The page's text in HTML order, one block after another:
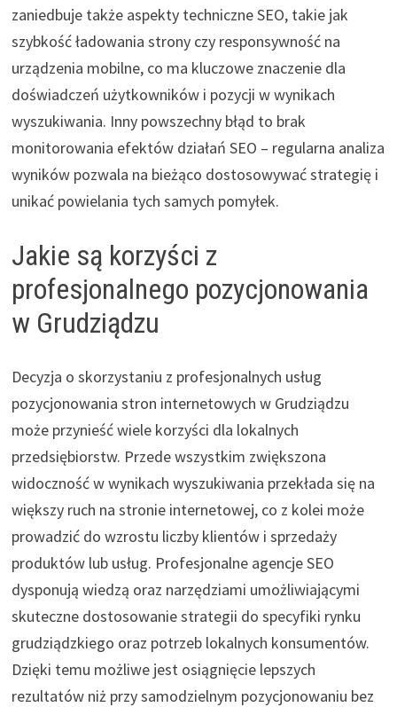
zaniedbuje także aspekty techniczne SEO, takie jak
szybkość ładowania strony czy responsywność na
urządzenia mobilne, co ma kluczowe znaczenie dla
doświadczeń użytkowników i pozycji w wynikach
wyszukiwania. Inny powszechny błąd to brak
monitorowania efektów działań SEO – regularna analiza
wyników pozwala na bieżąco dostosowywać strategię i
unikać powielania tych samych pomyłek.
Jakie są korzyści z
profesjonalnego pozycjonowania
w Grudziądzu
Decyzja o skorzystaniu z profesjonalnych usług
pozycjonowania stron internetowych w Grudziądzu
może przynieść wiele korzyści dla lokalnych
przedsiębiorstw. Przede wszystkim zwiększona
widoczność w wynikach wyszukiwania przekłada się na
większy ruch na stronie internetowej, co z kolei może
prowadzić do wzrostu liczby klientów i sprzedaży
produktów lub usług. Profesjonalne agencje SEO
dysponują wiedzą oraz narzędziami umożliwiającymi
skuteczne dostosowanie strategii do specyfiki rynku
grudziądzkiego oraz potrzeb lokalnych konsumentów.
Dzięki temu możliwe jest osiągnięcie lepszych
rezultatów niż przy samodzielnym pozycjonowaniu bez